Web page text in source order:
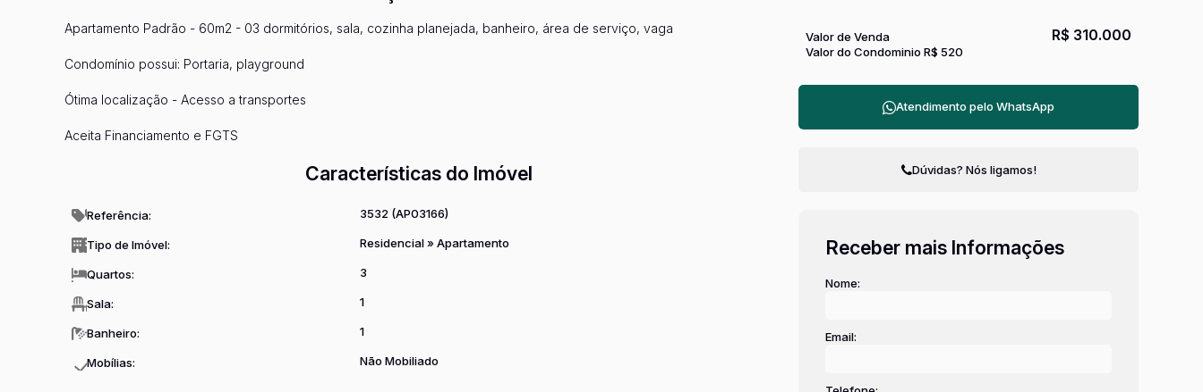
Apartamento Padrão - 60m2 - 03 dormitórios, sala, cozinha planejada, banheiro, área de serviço, vaga
Condomínio possui: Portaria, playground
Ótima localização - Acesso a transportes
Aceita Financiamento e FGTS
Características do Imóvel
Referência: 3532 (AP03166)
Tipo de Imóvel: Residencial» Apartamento
Quartos: 3
Sala: 1
Banheiro: 1
Mobílias: Não Mobiliado
R$ 310.000
Valor de Venda
Valor do Condominio R$ 520
Atendimento pelo WhatsApp
Dúvidas? Nós ligamos!
Receber mais Informações
Nome:
Email: